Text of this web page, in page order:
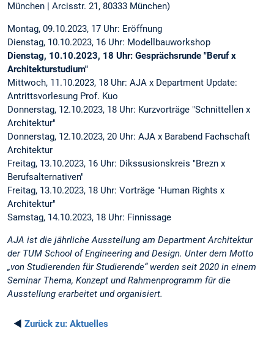
München | Arcisstr. 21, 80333 München)
Montag, 09.10.2023, 17 Uhr: Eröffnung
Dienstag, 10.10.2023, 16 Uhr: Modellbauworkshop
Dienstag, 10.10.2023, 18 Uhr: Gesprächsrunde "Beruf x
Architekturstudium"
Mittwoch, 11.10.2023, 18 Uhr: AJA x Department Update:
Antrittsvorlesung Prof. Kuo
Donnerstag, 12.10.2023, 18 Uhr: Kurzvorträge "Schnittellen x
Architektur"
Donnerstag, 12.10.2023, 20 Uhr: AJA x Barabend Fachschaft
Architektur
Freitag, 13.10.2023, 16 Uhr: Dikssusionskreis "Brezn x
Berufsalternativen"
Freitag, 13.10.2023, 18 Uhr: Vorträge "Human Rights x
Architektur"
Samstag, 14.10.2023, 18 Uhr: Finnissage
AJA ist die jährliche Ausstellung am Department Architektur
der TUM School of Engineering and Design. Unter dem Motto
„von Studierenden für Studierende“ werden seit 2020 in einem
Seminar Thema, Konzept und Rahmenprogramm für die
Ausstellung erarbeitet und organisiert.
◄ Zurück zu: Aktuelles